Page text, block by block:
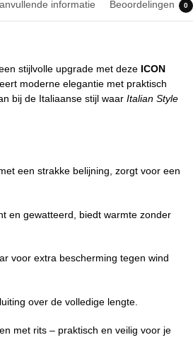
informatie Beoordelingen 0
stijlvolle upgrade met deze ICON
moderne elegantie met praktisch
bij de Italiaanse stijl waar Italian Style
een strakke belijning, zorgt voor een
en gewatteerd, biedt warmte zonder
voor extra bescherming tegen wind
over de volledige lengte.
met rits – praktisch en veilig voor je